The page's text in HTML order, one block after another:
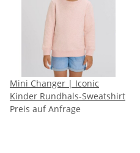
Mini Changer | Iconic
Kinder Rundhals-Sweatshirt
Preis auf Anfrage